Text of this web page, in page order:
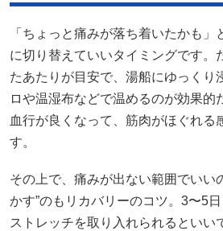
「ちょっと痛みが落ち着いたかも」
に切り替えていいタイミングです。
たあたりが目安で、湯船にゆっくり
ロや温湿布などで温めるのが効果的
血行が良くなって、筋肉がほぐれる
す。
その上で、痛みが出ない範囲でいい
かす”のもリカバリーのコツ。3〜5
ストレッチを取り入れられるといい